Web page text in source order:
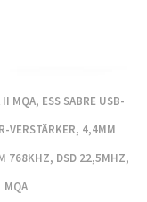
MQA, ESS SABRE USB-
VERSTÄRKER, 4,4MM
768KHZ, DSD 22,5MHZ,
MQA